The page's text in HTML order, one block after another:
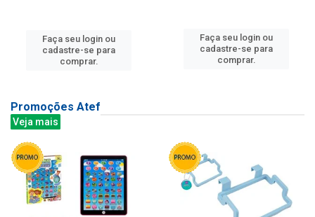
Faça seu login ou
cadastre-se para
comprar.
Faça seu login ou
cadastre-se para
comprar.
Promoções Atef
Veja mais